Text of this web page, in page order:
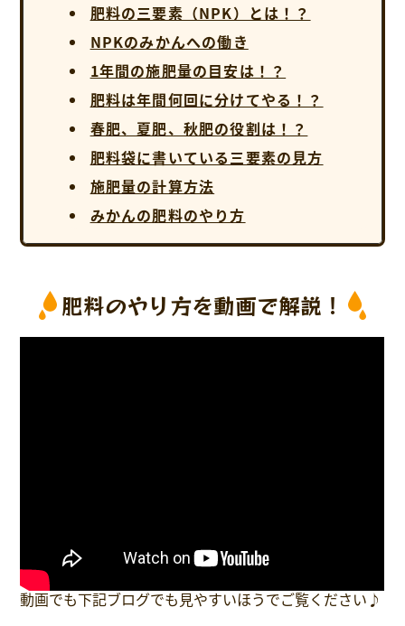
肥料の三要素（NPK）とは！？
NPKのみかんへの働き
1年間の施肥量の目安は！？
肥料は年間何回に分けてやる！？
春肥、夏肥、秋肥の役割は！？
肥料袋に書いている三要素の見方
施肥量の計算方法
みかんの肥料のやり方
肥料のやり方を動画で解説！
動画でも下記ブログでも見やすいほうでご覧ください♪